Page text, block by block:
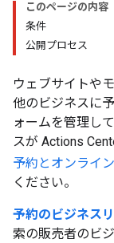
このページの内容
条件
公開プロセス
ウェブサイトや
他のビジネスに
ォームを管理し
スが Actions
予約とオンライ
ください。
予約のビジネス
索の販売者のビ